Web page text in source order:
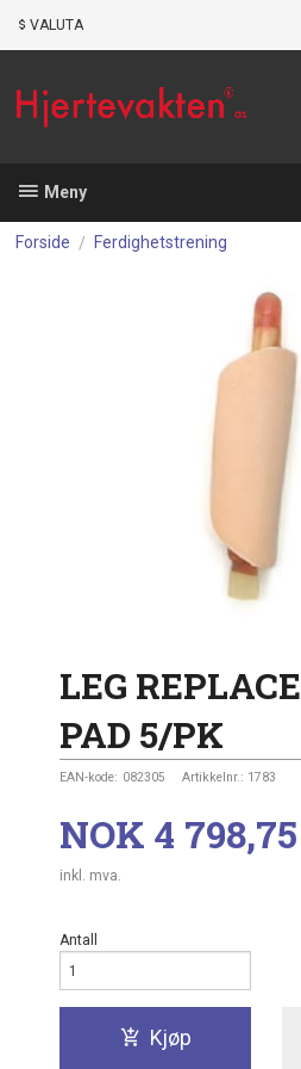
VALUTA
Meny
Forside Ferdighetstrening
LEG
PAD 5/PK
EAN-kode: 082305 Artikkelnr.: 1783
Pris
NOK 4 798,75
inkl. mva.
Antall
Kjøp